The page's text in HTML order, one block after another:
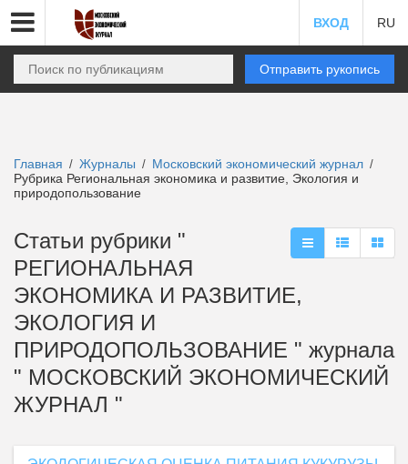
ВХОД RU
Отправить рукопись
Главная / Журналы / Московский экономический журнал /
Рубрика Региональная экономика и развитие, Экология и
природопользование
Статьи рубрики "
РЕГИОНАЛЬНАЯ
ЭКОНОМИКА И РАЗВИТИЕ,
ЭКОЛОГИЯ И
ПРИРОДОПОЛЬЗОВАНИЕ " журнала
" МОСКОВСКИЙ ЭКОНОМИЧЕСКИЙ
ЖУРНАЛ "